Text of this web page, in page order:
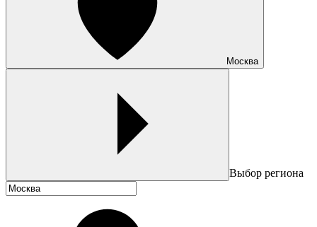
Москва
Выбор региона